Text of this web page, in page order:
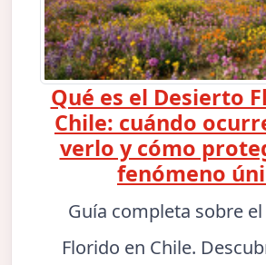
Qué es el Desierto
Chile: cuándo
verlo y cómo
fenómeno
Guía completa sobre
Florido en Chile.